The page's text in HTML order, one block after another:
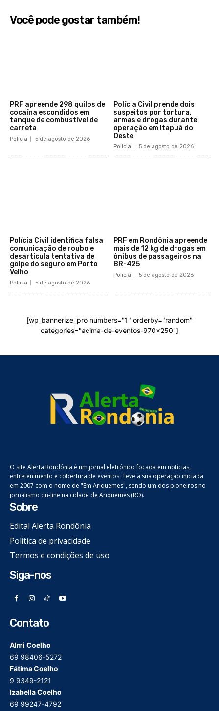
Você pode gostar também!
PRF apreende 298 quilos de
cocaína escondidos em
tanque de combustível de
carreta
Policia 5 de agosto de 2026
Polícia Civil prende dois
suspeitos por tortura,
armas e drogas durante
operação em Itapuã do
Oeste
Policia 5 de agosto de 2026
Polícia Civil identifica falsa
comunicação de roubo e
desarticula tentativa de
golpe do seguro em Porto
Velho
Policia 5 de agosto de 2026
PRF em Rondônia apreende
mais de 12 kg de drogas em
ônibus de passageiros na
BR-425
Policia 5 de agosto de 2026
[wp_bannerize_pro numbers="1" orderby="random"
categories="acima-de-eventos-970x250"]
O site Alerta Rondônia é um jornal eletrônico focada em notícias,
entretenimento e cobertura de eventos. Teve a sua operação iniciada
em 2007 com o nome de "Em Ariquemes", sendo um dos pioneiros no
jornalismo on-line na cidade de Ariquemes (RO).
Sobre
Edital Alerta Rondônia
Politica de privacidade
Termos e condições de uso
Siga-nos
Contato
Almi Coelho
69 98406-5272
Fátima Coelho
9 9349-2121
Izabella Coelho
69 99247-4792